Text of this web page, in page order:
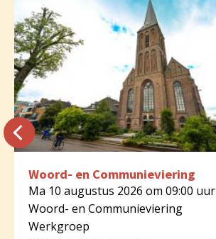
Woord- en Communieviering
Ma 10 augustus 2026 om 09:00 uur
Woord- en Communieviering
Werkgroep